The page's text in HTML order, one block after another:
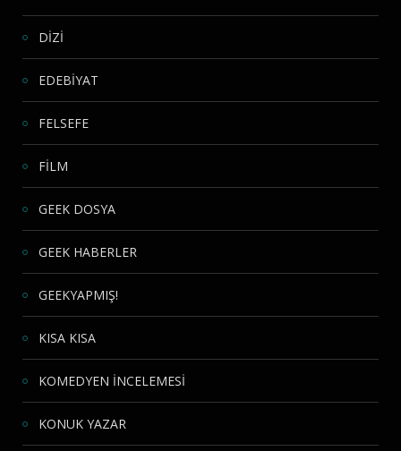
DİZİ
EDEBİYAT
FELSEFE
FİLM
GEEK DOSYA
GEEK HABERLER
GEEKYAPMIŞ!
KISA KISA
KOMEDYEN İNCELEMESİ
KONUK YAZAR